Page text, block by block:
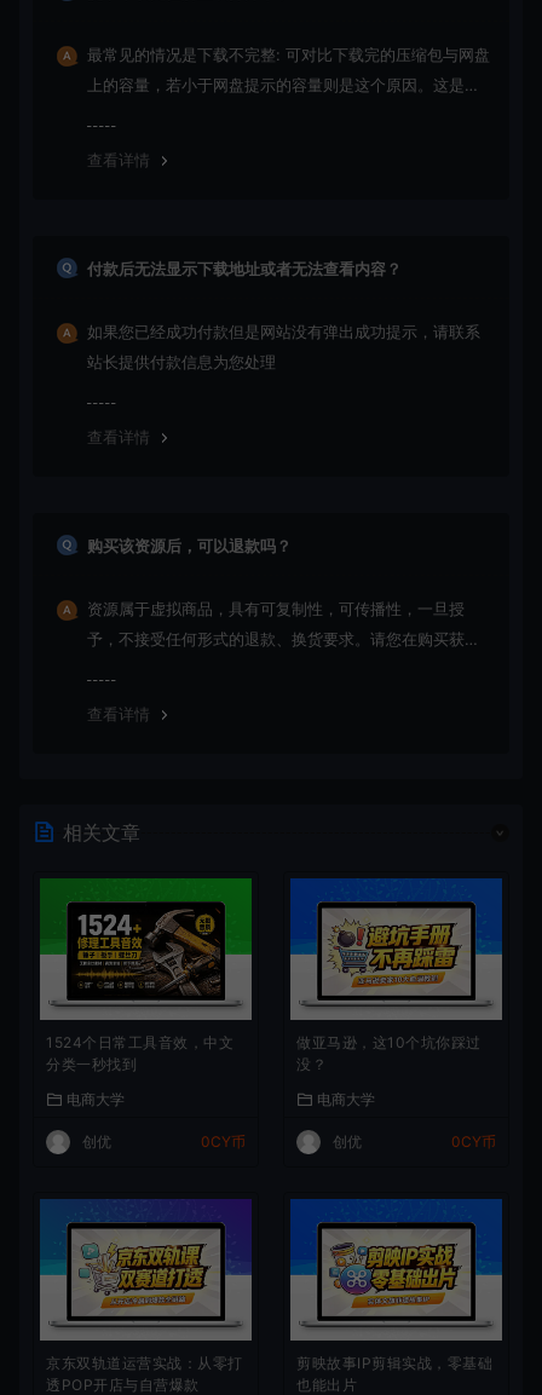
最常见的情况是下载不完整: 可对比下载完的压缩包与网盘
上的容量，若小于网盘提示的容量则是这个原因。这是浏
查看详情
付款后无法显示下载地址或者无法查看内容？
如果您已经成功付款但是网站没有弹出成功提示，请联系
站长提供付款信息为您处理
查看详情
购买该资源后，可以退款吗？
资源属于虚拟商品，具有可复制性，可传播性，一旦授
予，不接受任何形式的退款、换货要求。请您在购买获取
查看详情
相关文章
1524个日常工具音效，中文
分类一秒找到
电商大学
创优 0CY币
做亚马逊，这10个坑你踩过
没？
电商大学
创优 0CY币
京东双轨道运营实战：从零打
透POP开店与自营爆款
剪映故事IP剪辑实战，零基础
也能出片